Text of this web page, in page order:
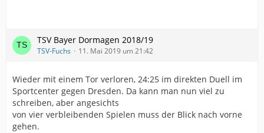
TSV Bayer Dormagen 2018/19
TSV-Fuchs 11. Mai 2019 um 21:42
Wieder mit einem Tor verloren, 24:25 im direkten Duell im
Sportcenter gegen Dresden. Da kann man nun viel zu
schreiben, aber angesichts
von vier verbleibenden Spielen muss der Blick nach vorne
gehen.